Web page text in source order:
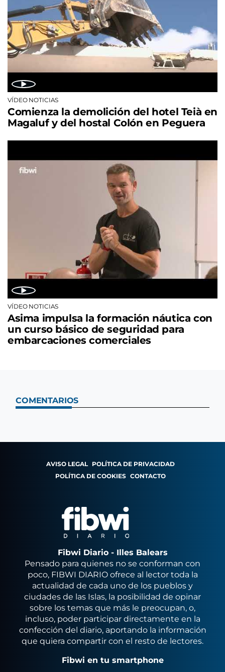
VÍDEO NOTICIAS
Comienza la demolición del hotel Teià en
Magaluf y del hostal Colón en Peguera
VÍDEO NOTICIAS
Asima impulsa la formación náutica con
un curso básico de seguridad para
embarcaciones comerciales
COMENTARIOS
AVISO LEGAL POLÍTICA DE PRIVACIDAD
POLÍTICA DE COOKIES CONTACTO
Fibwi Diario - Illes Balears
Pensado para quienes no se conforman con
poco, FIBWI DIARIO ofrece al lector toda la
actualidad de cada uno de los pueblos y
ciudades de las Islas, la posibilidad de opinar
sobre los temas que más le preocupan, o,
incluso, poder participar directamente en la
confección del diario, aportando la información
que quiera compartir con el resto de lectores.
Fibwi en tu smartphone